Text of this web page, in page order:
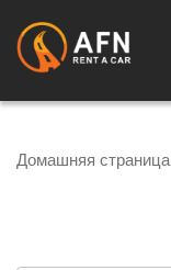
Домашняя страница